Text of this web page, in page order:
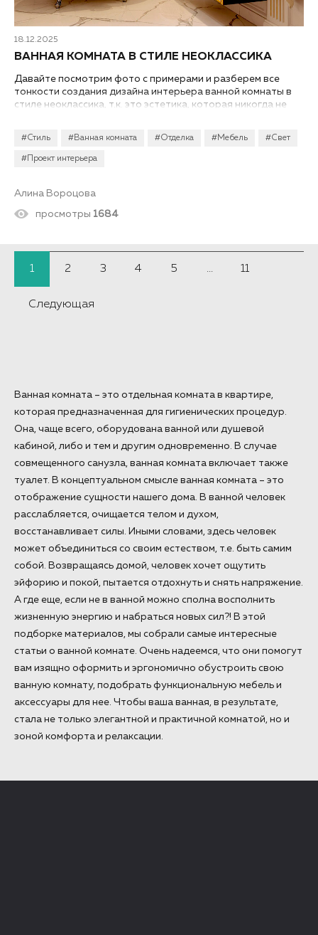
18.12.2025
#Стиль #Ванная комната #Отделка #Мебель #Свет
#Проект интерьера
ВАННАЯ КОМНАТА В СТИЛЕ НЕОКЛАССИКА
Давайте посмотрим фото с примерами и разберем все
тонкости создания дизайна интерьера ванной комнаты в
стиле неоклассика, т.к. это эстетика, которая никогда не
Алина Вороцова
просмотры 1684
1 2 3 4 5 ... 11
Следующая
Ванная комната – это отдельная комната в квартире,
которая предназначенная для гигиенических процедур.
Она, чаще всего, оборудована ванной или душевой
кабиной, либо и тем и другим одновременно. В случае
совмещенного санузла, ванная комната включает также
туалет. В концептуальном смысле ванная комната – это
отображение сущности нашего дома. В ванной человек
расслабляется, очищается телом и духом,
восстанавливает силы. Иными словами, здесь человек
может объединиться со своим естеством, т.е. быть самим
собой. Возвращаясь домой, человек хочет ощутить
эйфорию и покой, пытается отдохнуть и снять напряжение.
А где еще, если не в ванной можно сполна восполнить
жизненную энергию и набраться новых сил?! В этой
подборке материалов, мы собрали самые интересные
статьи о ванной комнате. Очень надеемся, что они помогут
вам изящно оформить и эргономично обустроить свою
ванную комнату, подобрать функциональную мебель и
аксессуары для нее. Чтобы ваша ванная, в результате,
стала не только элегантной и практичной комнатой, но и
зоной комфорта и релаксации.